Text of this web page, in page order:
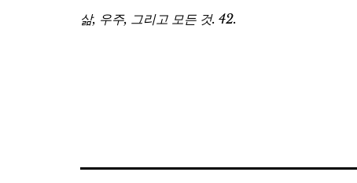
삶, 우주, 그리고 모든 것. 42.